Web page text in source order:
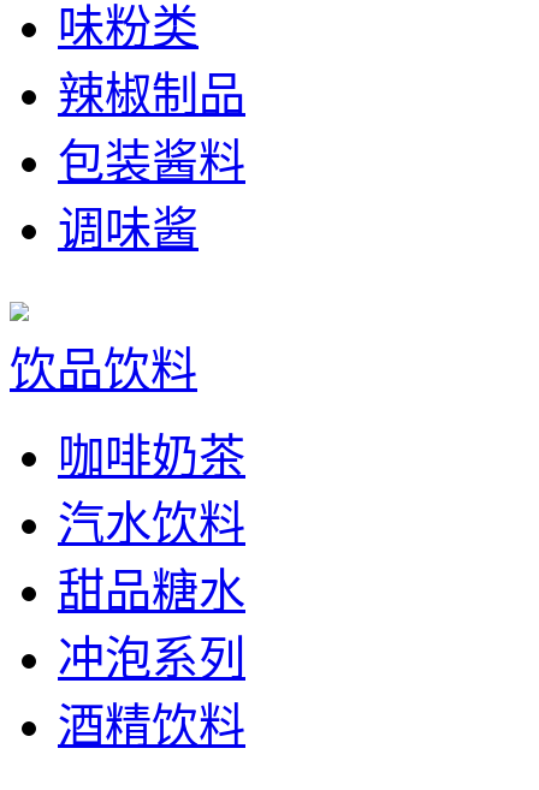
味粉类
辣椒制品
包装酱料
调味酱
饮品饮料
咖啡奶茶
汽水饮料
甜品糖水
冲泡系列
酒精饮料